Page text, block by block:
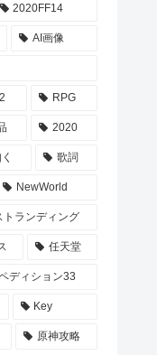
2020FF14
AI画像
RPG
2020
歌詞
NewWorld
トランディング
任天堂
ディション33
Key
原神攻略